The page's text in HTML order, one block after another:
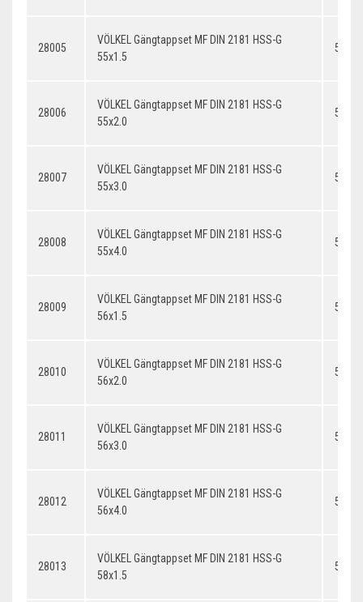
28005
VÖLKEL Gängtappset MF DIN 2181 HSS-G
55x1.5
28006
VÖLKEL Gängtappset MF DIN 2181 HSS-G
55x2.0
28007
VÖLKEL Gängtappset MF DIN 2181 HSS-G
55x3.0
28008
VÖLKEL Gängtappset MF DIN 2181 HSS-G
55x4.0
28009
VÖLKEL Gängtappset MF DIN 2181 HSS-G
56x1.5
28010
VÖLKEL Gängtappset MF DIN 2181 HSS-G
56x2.0
28011
VÖLKEL Gängtappset MF DIN 2181 HSS-G
56x3.0
28012
VÖLKEL Gängtappset MF DIN 2181 HSS-G
56x4.0
28013
VÖLKEL Gängtappset MF DIN 2181 HSS-G
58x1.5